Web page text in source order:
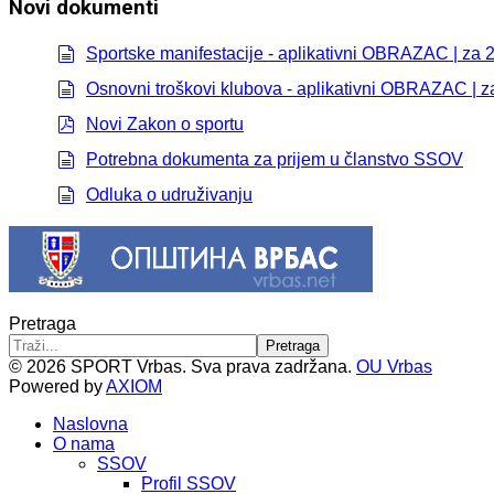
Novi dokumenti
Sportske manifestacije - aplikativni OBRAZAC | za
Osnovni troškovi klubova - aplikativni OBRAZAC |
Novi Zakon o sportu
Potrebna dokumenta za prijem u članstvo SSOV
Odluka o udruživanju
Pretraga
Pretraga
© 2026 SPORT Vrbas. Sva prava zadržana. OU Vrbas
Powered byAXIOM
Naslovna
O nama
SSOV
Profil SSOV